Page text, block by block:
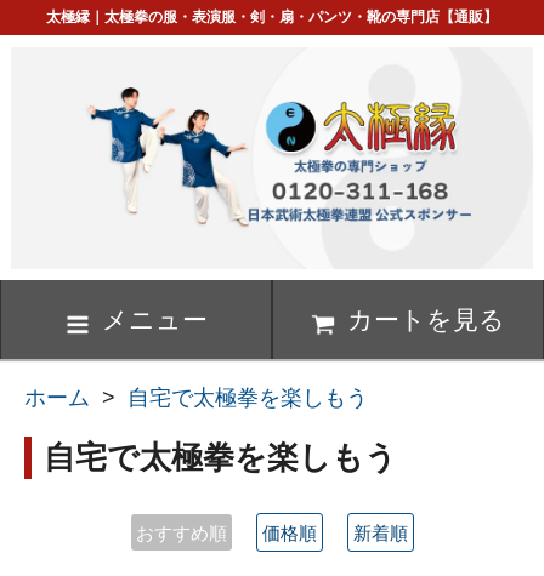
太極縁｜太極拳の服・表演服・剣・扇・パンツ・靴の専門店【通販】
メニュー カートを見る
ホーム > 自宅で太極拳を楽しもう
自宅で太極拳を楽しもう
おすすめ順 価格順 新着順